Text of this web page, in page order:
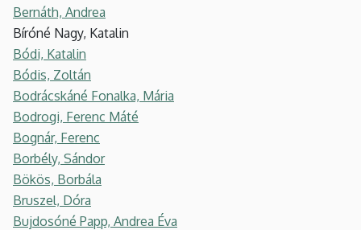
Bernáth, Andrea
Bíróné Nagy, Katalin
Bódi, Katalin
Bódis, Zoltán
Bodrácskáné Fonalka, Mária
Bodrogi, Ferenc Máté
Bognár, Ferenc
Borbély, Sándor
Bökös, Borbála
Bruszel, Dóra
Bujdosóné Papp, Andrea Éva